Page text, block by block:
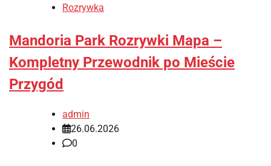
Rozrywka
Mandoria Park Rozrywki Mapa –
Kompletny Przewodnik po Mieście
Przygód
admin
26.06.2026
0